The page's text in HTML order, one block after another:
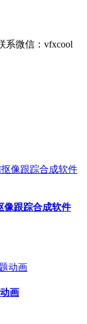
系微信：vfxcool
像跟踪合成软件
画